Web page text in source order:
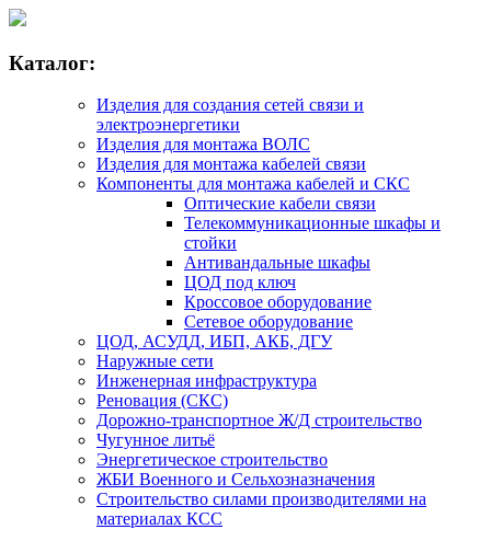
Каталог:
Изделия для создания сетей связи и
электроэнергетики
Изделия для монтажа ВОЛС
Изделия для монтажа кабелей связи
Компоненты для монтажа кабелей и СКС
Оптические кабели связи
Телекоммуникационные шкафы и
стойки
Антивандальные шкафы
ЦОД под ключ
Кроссовое оборудование
Сетевое оборудование
ЦОД, АСУДД, ИБП, АКБ, ДГУ
Наружные сети
Инженерная инфраструктура
Реновация (СКС)
Дорожно-транспортное Ж/Д строительство
Чугунное литьё
Энергетическое строительство
ЖБИ Военного и Сельхозназначения
Строительство силами производителями на
материалах КСС